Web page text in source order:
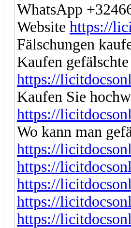
WhatsApp
Website https://
Fälschungen
Kaufen
https://
Kaufen Sie
https://
Wo kann man
https://
https://
https://
https://
https://